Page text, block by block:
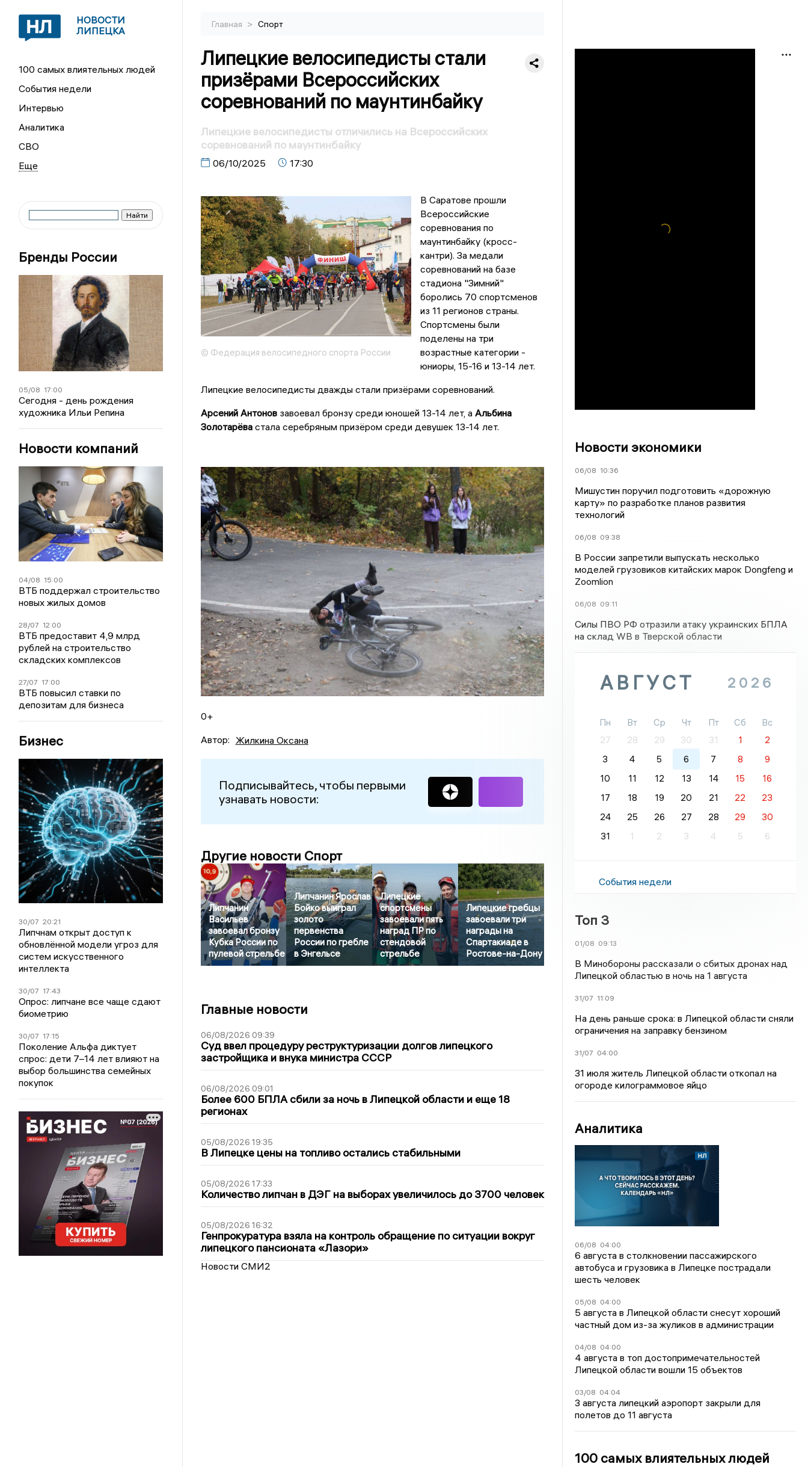
НОВОСТИ
ЛИПЕЦКА
100 самых влиятельных людей
События недели
Интервью
Аналитика
СВО
Бренды России
05/08 17:00
Сегодня - день рождения
художника Ильи Репина
Новости компаний
04/08 15:00
ВТБ поддержал строительство
новых жилых домов
28/07 12:00
ВТБ предоставит 4,9 млрд
рублей на строительство
складских комплексов
27/07 17:00
ВТБ повысил ставки по
депозитам для бизнеса
Бизнес
30/07 20:21
Липчнам открыт доступ к
обновлённой модели угроз для
систем искусственного
интеллекта
30/07 17:43
Опрос: липчане все чаще сдают
биометрию
30/07 17:15
Поколение Альфа диктует
спрос: дети 7–14 лет влияют на
выбор большинства семейных
покупок
Главная > Спорт
Липецкие велосипедисты стали
призёрами Всероссийских
соревнований по маунтинбайку
Липецкие велосипедисты отличились на Всероссийских
соревнований по маунтинбайку
06/10/2025 17:30
© Федерация велосипедного спорта России
В Саратове прошли
Всероссийские
соревнования по
маунтинбайку (кросс-
кантри). За медали
соревнований на базе
стадиона "Зимний"
боролись 70 спортсменов
из 11 регионов страны.
Спортсмены были
поделены на три
возрастные категории -
юниоры, 15-16 и 13-14 лет.
Липецкие велосипедисты дважды стали призёрами соревнований.
Арсений Антоновзавоевал бронзу среди юношей 13-14 лет, а Альбина
Золотарёвастала серебряным призёром среди девушек 13-14 лет.
0+
Автор: Жилкина Оксана
Подписывайтесь, чтобы первыми
узнавать новости:
Другие новости Спорт
Липчанин
Васильев
завоевал бронзу
Кубка России по
пулевой стрельбе
Липчанин Ярослав
Бойко выиграл
золото
первенства
России по гребле
в Энгельсе
Липецкие
спортсмены
завоевали пять
наград ПР по
стендовой
стрельбе
Липецкие гребцы
завоевали три
награды на
Спартакиаде в
Ростове-на-Дону
Главные новости
06/08/2026 09:39
Суд ввел процедуру реструктуризации долгов липецкого
застройщика и внука министра СССР
06/08/2026 09:01
Более 600 БПЛА сбили за ночь в Липецкой области и еще 18
регионах
05/08/2026 19:35
В Липецке цены на топливо остались стабильными
05/08/2026 17:33
Количество липчан в ДЭГ на выборах увеличилось до 3700 человек
05/08/2026 16:32
Генпрокуратура взяла на контроль обращение по ситуации вокруг
липецкого пансионата «Лазори»
Новости СМИ2
Новости экономики
06/08 10:36
Мишустин поручил подготовить «дорожную
карту» по разработке планов развития
технологий
06/08 09:38
В России запретили выпускать несколько
моделей грузовиков китайских марок Dongfeng и
Zoomlion
06/08 09:11
Силы ПВО РФ отразили атаку украинских БПЛА
на склад WB в Тверской области
АВГУСТ 2026
Пн Вт Ср Чт Пт Сб
Вс
27
28 29 30 31 1
2
3
4 5 6 7 8
9
10
11 12 13 14 15
16
17
18 19 20 21 22
23
24
25 26 27 28 29
30
31
1 2 3 4 5 6
События недели
Топ 3
01/08 09:13
В Минобороны рассказали о сбитых дронах над
Липецкой областью в ночь на 1 августа
31/07 11:09
На день раньше срока: в Липецкой области сняли
ограничения на заправку бензином
31/07 04:00
31 июля житель Липецкой области откопал на
огороде килограммовое яйцо
Аналитика
06/08 04:00
6 августа в столкновении пассажирского
автобуса и грузовика в Липецке пострадали
шесть человек
05/08 04:00
5 августа в Липецкой области снесут хороший
частный дом из-за жуликов в администрации
04/08 04:00
4 августа в топ достопримечательностей
Липецкой области вошли 15 объектов
03/08 04:04
3 августа липецкий аэропорт закрыли для
полетов до 11 августа
100 самых влиятельных людей